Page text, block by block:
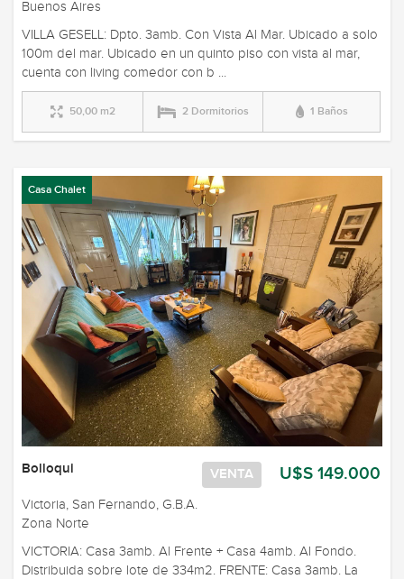
Buenos Aires
VILLA GESELL: Dpto. 3amb. Con Vista Al Mar. Ubicado a solo
100m del mar. Ubicado en un quinto piso con vista al mar,
cuenta con living comedor con b ...
50,00 m2 2 Dormitorios 1 Baños
Casa Chalet
U$S 149.000
VENTA
Bolloqui
Victoria, San Fernando, G.B.A.
Zona Norte
VICTORIA: Casa 3amb. Al Frente + Casa 4amb. Al Fondo.
Distribuida sobre lote de 334m2. FRENTE: Casa 3amb. La